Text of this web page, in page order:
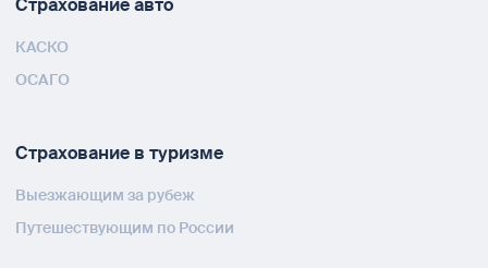
Страхование авто
КАСКО
ОСАГО
Страхование в туризме
Выезжающим за рубеж
Путешествующим по России